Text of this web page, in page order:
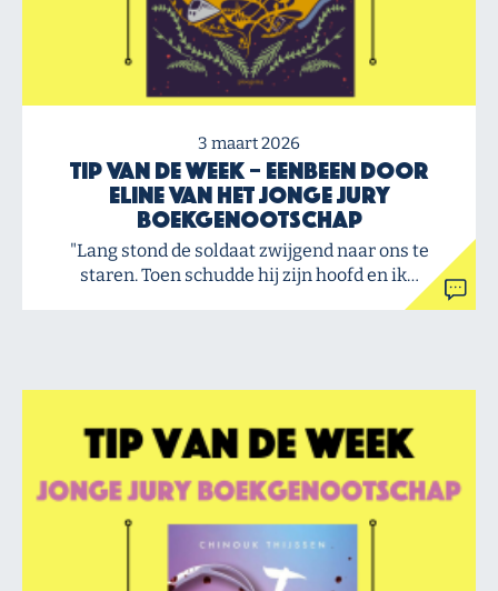
3 maart 2026
Tip van de Week – Eenbeen door
Eline van het Jonge Jury
Boekgenootschap
"Lang stond de soldaat zwijgend naar ons te
staren. Toen schudde hij zijn hoofd en ik…